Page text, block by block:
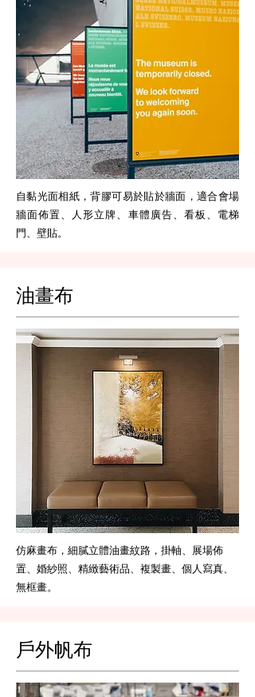
自黏光面相紙，背膠可易於貼於牆面，適合會場
牆面佈置、人形立牌、車體廣告、看板、電梯
門、壁貼。
油畫布
仿麻畫布，細膩立體油畫紋路，掛軸、展場佈
置、婚紗照、精緻藝術品、複製畫、個人寫真、
無框畫。
戶外帆布